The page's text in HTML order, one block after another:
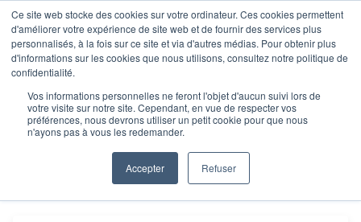
Ce site web stocke des cookies sur votre ordinateur. Ces cookies permettent
d'améliorer votre expérience de site web et de fournir des services plus
personnalisés, à la fois sur ce site et via d'autres médias. Pour obtenir plus
d'informations sur les cookies que nous utilisons, consultez notre politique de
confidentialité.
Vos informations personnelles ne feront l'objet d'aucun suivi lors de
votre visite sur notre site. Cependant, en vue de respecter vos
préférences, nous devrons utiliser un petit cookie pour que nous
n'ayons pas à vous les redemander.
Accepter Refuser
Objectif Écriture :
faites financer vos
ateliers !